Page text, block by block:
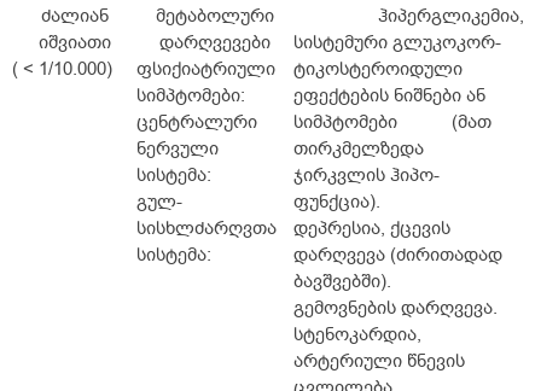
ძალიან
იშვიათი
( < 1/10.000)
მეტაბოლური
დარღვევები
ფსიქიატრიული
სიმპტომები:
ცენტრალური
ნერვული
სისტემა:
გულ-
სისხლძარღვთა
სისტემა:
ჰიპერგლიკემია,
სისტემური გლუკოკორ-
ტიკოსტეროიდული
ეფექტების ნიშნები ან
სიმპტომები (მათ
თირკმელზედა
ჯირკვლის ჰიპო-
ფუნქცია).
დეპრესია, ქცევის
დარღვევა (ძირითადად
ბავშვებში).
გემოვნების დარღვევა.
სტენოკარდია,
არტერიული წნევის